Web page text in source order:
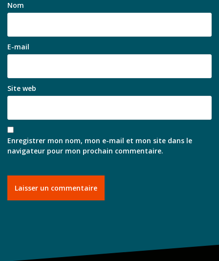
Nom
E-mail
Site web
Enregistrer mon nom, mon e-mail et mon site dans le
navigateur pour mon prochain commentaire.